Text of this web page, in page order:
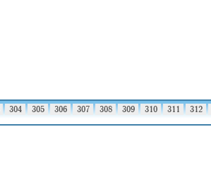
304 305 306 307 308 309 310 311 312